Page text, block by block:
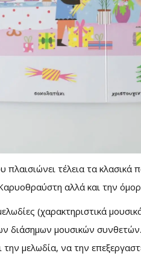
πλαισιώνει τέλεια τα
αλλά και την
(χαρακτηριστικά
διάσημων μουσικών συνθετών.
μελωδία, να την